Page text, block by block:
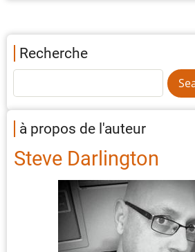
Recherche
à propos de l'auteur
Steve Darlington